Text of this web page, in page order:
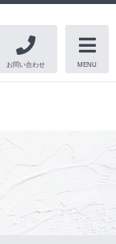
お問い合わせ MENU